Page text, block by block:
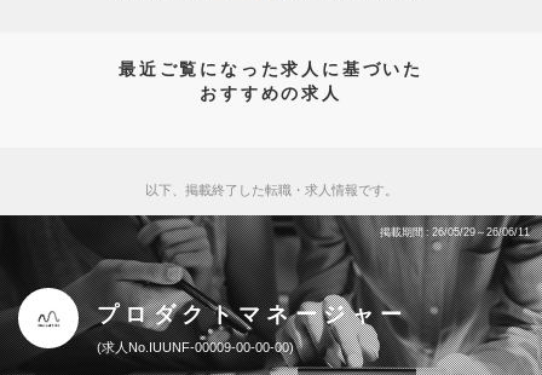
最近ご覧になった求人に基づいた
おすすめの求人
以下、掲載終了した転職・求人情報です。
掲載期間 26/05/29～26/06/11
プロダクトマネージャー
求人No.IUUNF-00009-00-00-00